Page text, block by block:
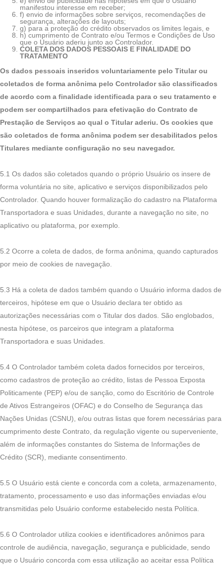
manifestou interesse em receber;
f) envio de informações sobre serviços, recomendações de
segurança, alterações de layouts;
g) para a proteção do crédito observados os limites legais, e
h) cumprimento de Contrato e/ou Termos e Condições de Uso
que o Usuário aderiu junto ao Controlador.
COLETA DOS DADOS PESSOAIS E FINALIDADE DO
TRATAMENTO
Os dados pessoais inseridos voluntariamente pelo Titular ou
coletados de forma anônima pelo Controlador são classificados
de acordo com a finalidade identificada para o seu tratamento e
podem ser compartilhados para efetivação do Contrato de
Prestação de Serviços ao qual o Titular aderiu. Os cookies que
são coletados de forma anônima podem ser desabilitados pelos
Titulares mediante configuração no seu navegador.
5.1 Os dados são coletados quando o próprio Usuário os insere de
forma voluntária no site, aplicativo e serviços disponibilizados pelo
Controlador. Quando houver formalização do cadastro na Plataforma
Transportadora e suas Unidades, durante a navegação no site, no
aplicativo ou plataforma, por exemplo.
5.2 Ocorre a coleta de dados, de forma anônima, quando capturados
por meio de cookies de navegação.
5.3 Há a coleta de dados também quando o Usuário informa dados de
terceiros, hipótese em que o Usuário declara ter obtido as
autorizações necessárias com o Titular dos dados. São englobados,
nesta hipótese, os parceiros que integram a plataforma
Transportadora e suas Unidades.
5.4 O Controlador também coleta dados fornecidos por terceiros,
como cadastros de proteção ao crédito, listas de Pessoa Exposta
Politicamente (PEP) e/ou de sanção, como do Escritório de Controle
de Ativos Estrangeiros (OFAC) e do Conselho de Segurança das
Nações Unidas (CSNU), e/ou outras listas que forem necessárias para
cumprimento deste Contrato, da regulação vigente ou superveniente,
além de informações constantes do Sistema de Informações de
Crédito (SCR), mediante consentimento.
5.5 O Usuário está ciente e concorda com a coleta, armazenamento,
tratamento, processamento e uso das informações enviadas e/ou
transmitidas pelo Usuário conforme estabelecido nesta Política.
5.6 O Controlador utiliza cookies e identificadores anônimos para
controle de audiência, navegação, segurança e publicidade, sendo
que o Usuário concorda com essa utilização ao aceitar essa Política